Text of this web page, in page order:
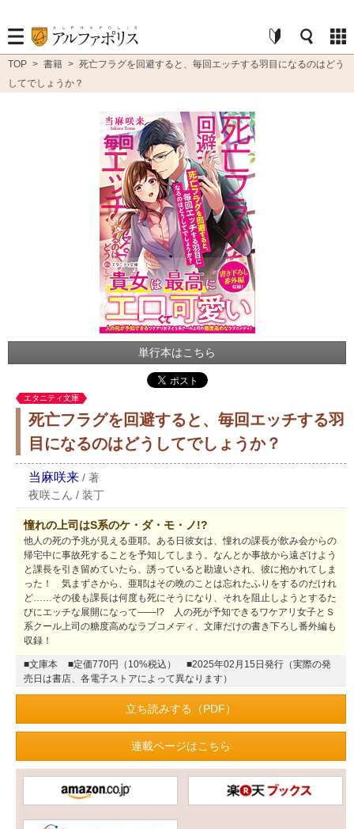
TOP > 書籍 > 死亡フラグを回避すると、毎回エッチする羽目になるのはどう
してでしょうか？
単行本はこちら
エタニティ文庫
死亡フラグを回避すると、毎回エッチする羽
目になるのはどうしてでしょうか？
当麻咲来 / 著
夜咲こん / 装丁
憧れの上司はS系のケ・ダ・モ・ノ!?
他人の死の予兆が見える亜耶。ある日彼女は、憧れの課長が飲み会からの
帰宅中に事故死することを予知してしまう。なんとか事故から遠ざけよう
と課長を引き留めていたら、誘っていると勘違いされ、彼に抱かれてしま
った！ 気まずさから、亜耶はその晩のことは忘れたふりをするのだけれ
ど……その後も課長は何度も死にそうになり、それを阻止しようとするた
びにエッチな展開になって――!? 人の死が予知できるワケアリ女子とＳ
系クール上司の糖度高めなラブコメディ、文庫だけの書き下ろし番外編も
収録！
■文庫本 ■定価770円（10%税込）
■2025年02月15日発行（実際の発
売日は書店、各電子ストアによって異なります）
立ち読みする（PDF）
連載ページはこちら